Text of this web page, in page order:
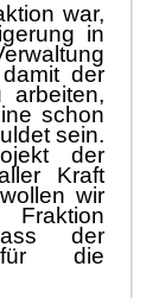
war,
in
der
arbeiten,
schon
sein.
der
Kraft
wir
der
für die